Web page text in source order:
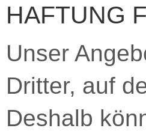
HAFTUNG
Unser
Dritter, auf
Deshalb